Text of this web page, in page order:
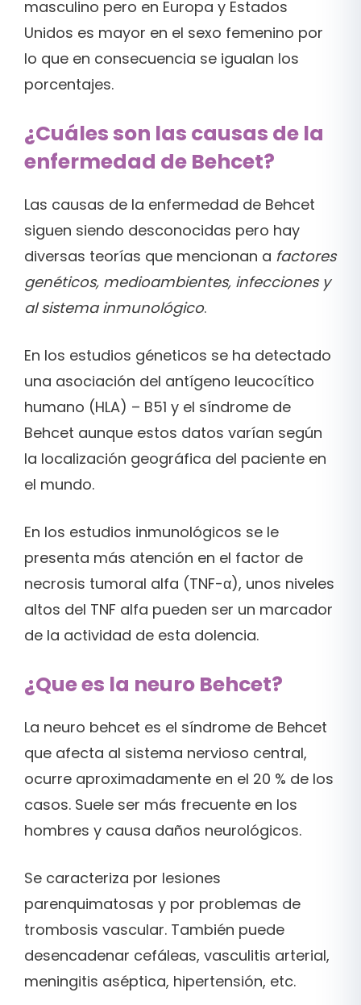
masculino pero en Europa y Estados
Unidos es mayor en el sexo femenino por
lo que en consecuencia se igualan los
porcentajes.
¿Cuáles son las causas de la
enfermedad de Behcet?
Las causas de la enfermedad de Behcet
siguen siendo desconocidas pero hay
diversas teorías que mencionan a factores
genéticos, medioambientes, infecciones y
al sistema inmunológico.
En los estudios géneticos se ha detectado
una asociación del antígeno leucocítico
humano (HLA) – B51 y el síndrome de
Behcet aunque estos datos varían según
la localización geográfica del paciente en
el mundo.
En los estudios inmunológicos se le
presenta más atención en el factor de
necrosis tumoral alfa (TNF-α), unos niveles
altos del TNF alfa pueden ser un marcador
de la actividad de esta dolencia.
¿Que es la neuro Behcet?
La neuro behcet es el síndrome de Behcet
que afecta al sistema nervioso central,
ocurre aproximadamente en el 20 % de los
casos. Suele ser más frecuente en los
hombres y causa daños neurológicos.
Se caracteriza por lesiones
parenquimatosas y por problemas de
trombosis vascular. También puede
desencadenar cefáleas, vasculitis arterial,
meningitis aséptica, hipertensión, etc.